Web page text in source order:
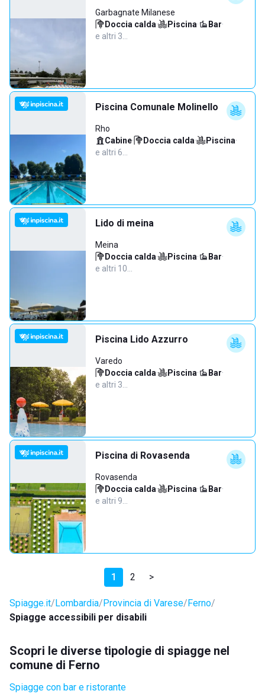
Garbagnate Milanese
Doccia calda· Piscina· Bar·
e altri 3…
Piscina Comunale Molinello
Rho
Cabine· Doccia calda· Piscina·
e altri 6…
Lido di meina
Meina
Doccia calda· Piscina· Bar·
e altri 10…
Piscina Lido Azzurro
Varedo
Doccia calda· Piscina· Bar·
e altri 3…
Piscina di Rovasenda
Rovasenda
Doccia calda· Piscina· Bar·
e altri 9…
1 2 >
Spiagge.it Lombardia Provincia di Varese Ferno
Spiagge accessibili per disabili
Scopri le diverse tipologie di spiagge nel
comune di Ferno
Spiagge con bar e ristorante